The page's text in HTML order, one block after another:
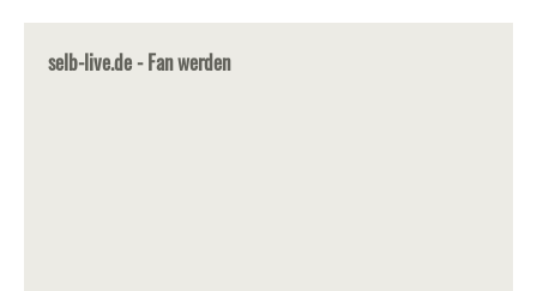
selb-live.de - Fan werden